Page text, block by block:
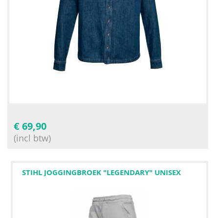
€ 69,90
(incl btw)
STIHL JOGGINGBROEK "LEGENDARY" UNISEX